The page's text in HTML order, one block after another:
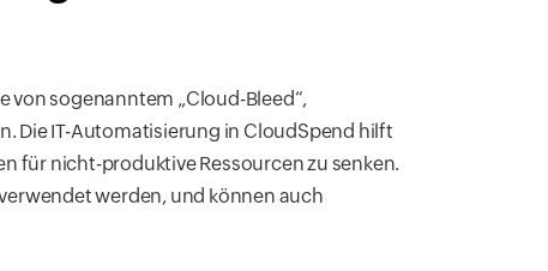
von sogenanntem „Cloud-Bleed“,
Die IT-Automatisierung in CloudSpend hilft
für nicht-produktive Ressourcen zu senken.
werden, und können auch